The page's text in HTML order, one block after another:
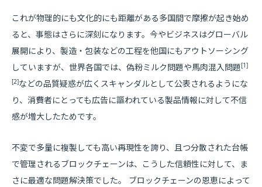
これが物理的にも文化的にも距離がある多国間で摩擦が起き始め
ると、事態はさらに深刻になります。今やビジネスはグローバル
展開により、製造・包装などの工程を他国にもアウトソーシング
していますが、世界各国では、偽粉ミルク問題や馬肉混入問題[1]
[2]などの品質疑惑が広くスキャンダルとして公表されるようにな
り、消費者にとっても広告に謳われている製品情報に対して不信
感が増大したためです。
不変で多量に複製しても高い再現性を誇り、且つ分散された台帳
で管理されるブロックチェーンは、こうした信頼性に対して、ま
さに最適な問題解決策でした。 ブロックチェーンの恩恵によって